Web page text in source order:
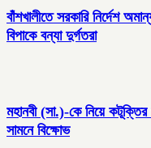
বাঁশখালীতে সরকারি নির্দেশ
বিপাকে বন্যা দুর্গতরা
মহানবী (সা.)-কে নিয়ে
সামনে বিক্ষোভ